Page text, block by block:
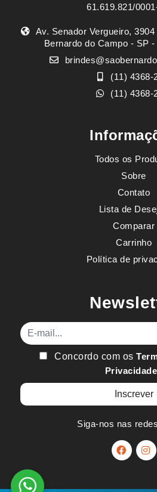
61.619.821/
Av. Senador Vergueiro,
Bernardo do Campo - SP
(11) 4368-
(11) 4368-
Todos os
Sobre
Contato
Lista de
Comparar
Carrinho
Política de
E-mail
Concordo com os
Privacidade
Siga-nos nas